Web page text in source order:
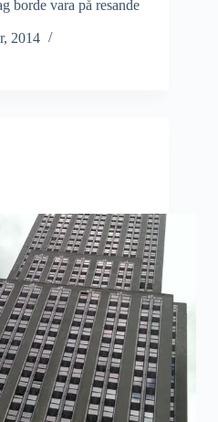
borde vara på resande
2014